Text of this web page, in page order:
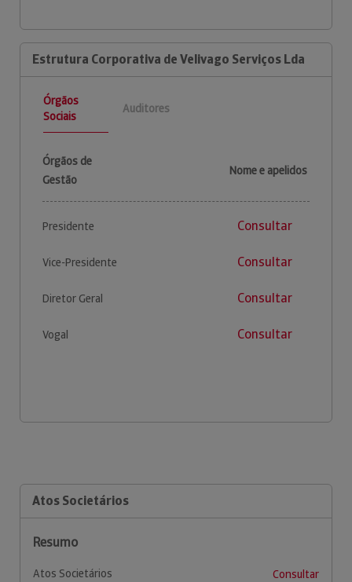
Estrutura Corporativa de Velivago Serviços Lda
Órgãos
Sociais
Auditores
Órgãos de
Gestão
Nome e apelidos
Presidente Consultar
Vice-Presidente Consultar
Diretor Geral Consultar
Vogal Consultar
Atos Societários
Resumo
Atos Societários
Consultar